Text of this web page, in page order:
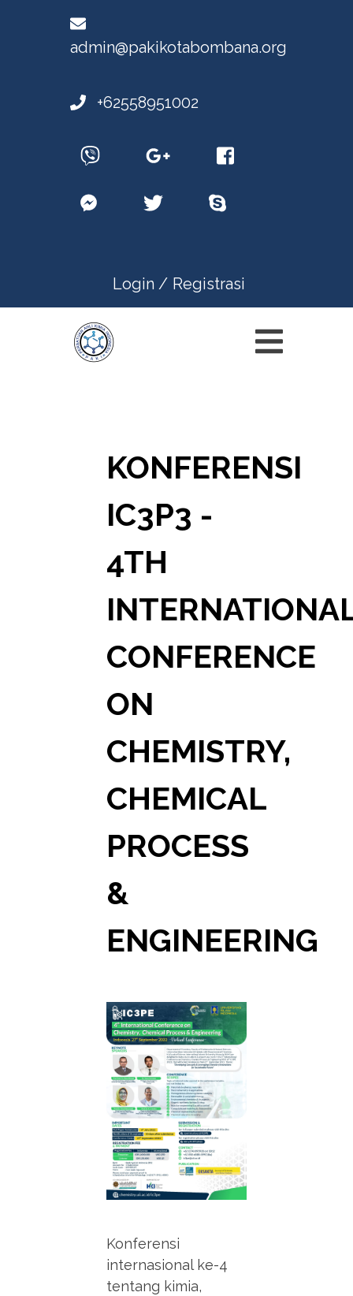
admin@pakikotabombana.org
+62558951002
Login / Registrasi
KONFERENSI
IC3P3 -
4TH
CONFERENCE
ON
CHEMISTRY,
CHEMICAL
PROCESS
&
ENGINEERING
Konferensi
internasional ke-4
tentang kimia,